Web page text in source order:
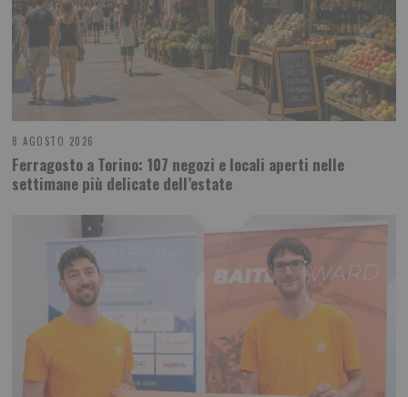
8 AGOSTO 2026
Ferragosto a Torino: 107 negozi e locali aperti nelle
settimane più delicate dell’estate